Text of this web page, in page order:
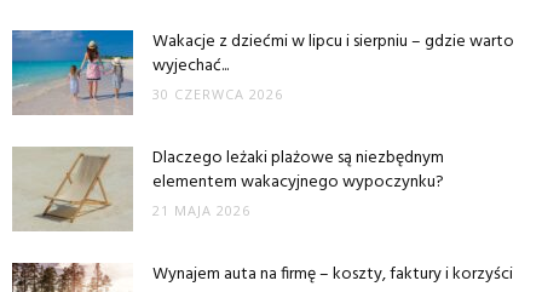
Wakacje z dziećmi w lipcu i sierpniu – gdzie warto
wyjechać...
30 CZERWCA 2026
Dlaczego leżaki plażowe są niezbędnym
elementem wakacyjnego wypoczynku?
21 MAJA 2026
Wynajem auta na firmę – koszty, faktury i korzyści